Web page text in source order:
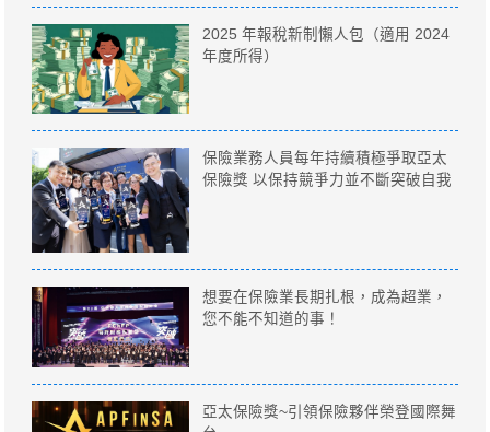
2025 年報稅新制懶人包（適用 2024
年度所得）
保險業務人員每年持續積極爭取亞太
保險獎 以保持競爭力並不斷突破自我
想要在保險業長期扎根，成為超業，
您不能不知道的事！
亞太保險獎~引領保險夥伴榮登國際舞